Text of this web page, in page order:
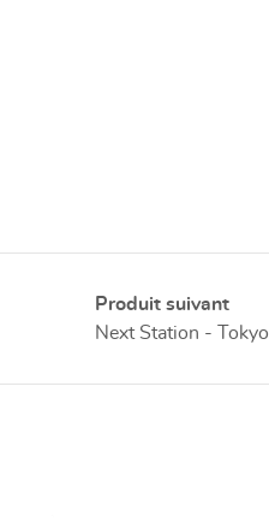
Produit suivant
Next Station - Tokyo